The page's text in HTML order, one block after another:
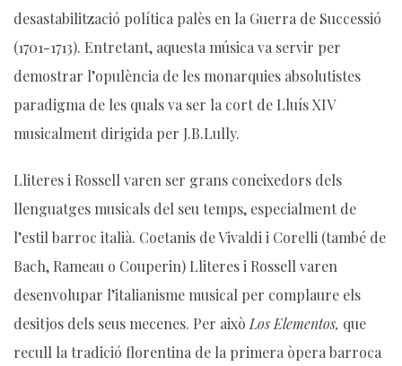
desastabilització política palès en la Guerra de Successió
(1701-1713). Entretant, aquesta música va servir per
demostrar l’opulència de les monarquies absolutistes
paradigma de les quals va ser la cort de Lluís XIV
musicalment dirigida per J.B.Lully.
Lliteres i Rossell varen ser grans coneixedors dels
llenguatges musicals del seu temps, especialment de
l’estil barroc italià. Coetanis de Vivaldi i Corelli (també de
Bach, Rameau o Couperin) Lliteres i Rossell varen
desenvolupar l’italianisme musical per complaure els
desitjos dels seus mecenes. Per això Los Elementos, que
recull la tradició florentina de la primera òpera barroca